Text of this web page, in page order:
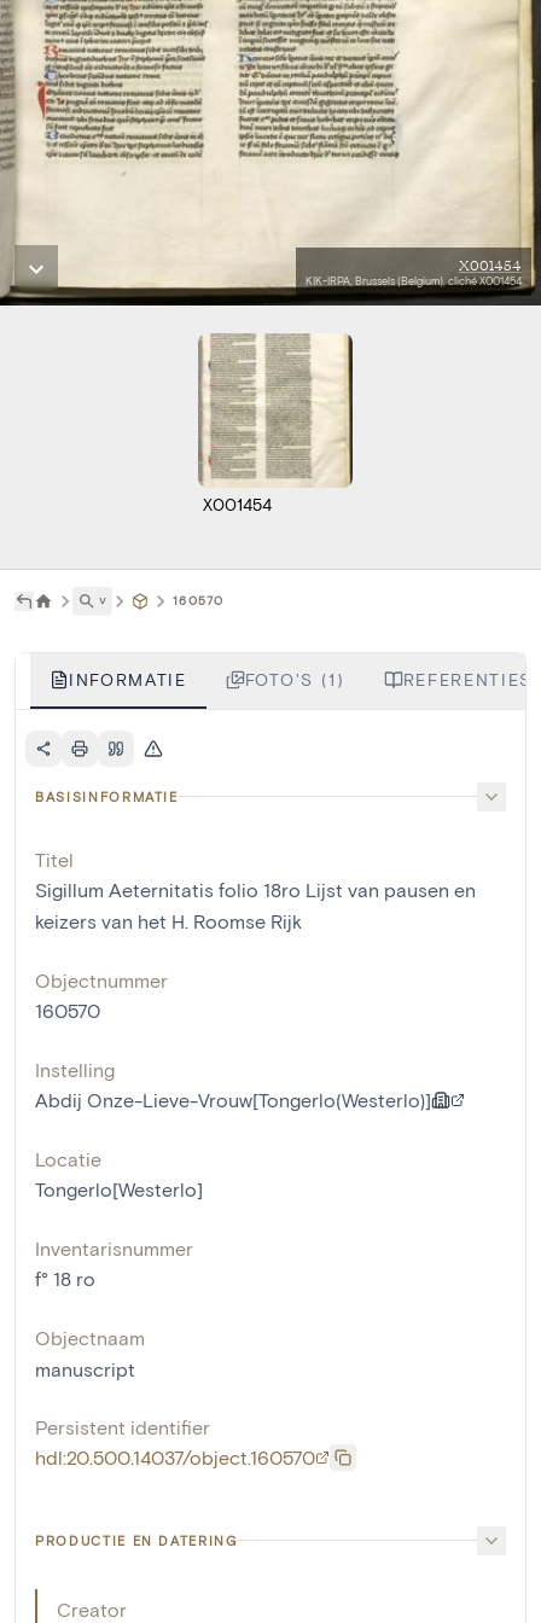
X001454
KIK-IRPA, Brussels (Belgium), cliché X001454
X001454
˅ 160570
INFORMATIE FOTO'S (1) REFERENTIES
BASISINFORMATIE
Titel
Sigillum Aeternitatis folio 18ro Lijst van pausen en
keizers van het H. Roomse Rijk
Objectnummer
160570
Instelling
Abdij Onze-Lieve-Vrouw[Tongerlo(Westerlo)]
Locatie
Tongerlo[Westerlo]
Inventarisnummer
f° 18 ro
Objectnaam
manuscript
Persistent identifier
hdl:20.500.14037/object.160570
PRODUCTIE EN DATERING
Creator